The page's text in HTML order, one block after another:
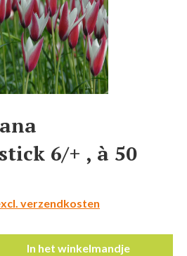
6/+ , à 50
verzendkosten
Voer de gewenste
In het winkelmandje